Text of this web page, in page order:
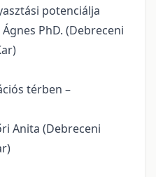
potenciálja
PhD. (Debreceni
térben –
Anita (Debreceni